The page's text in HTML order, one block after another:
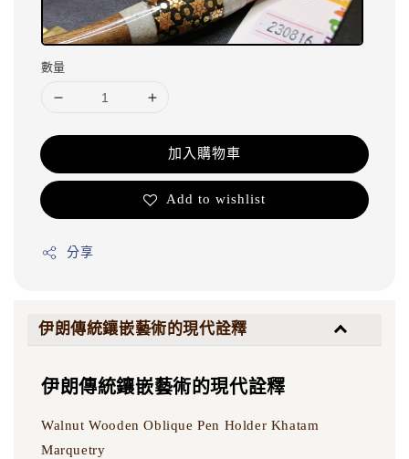
數量
加入購物車
Add to wishlist
分享
伊朗傳統鑲嵌藝術的現代詮釋
伊朗傳統鑲嵌藝術的現代詮釋
Walnut Wooden Oblique Pen Holder Khatam
Marquetry